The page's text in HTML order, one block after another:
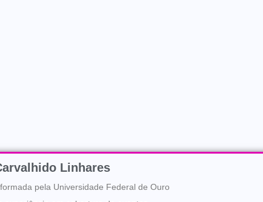
Linhares
pela Universidade Federal de Ouro